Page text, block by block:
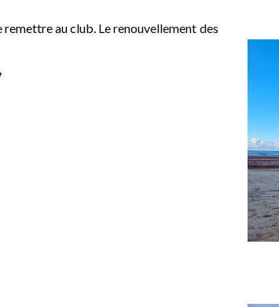
remettre au club. Le renouvellement des